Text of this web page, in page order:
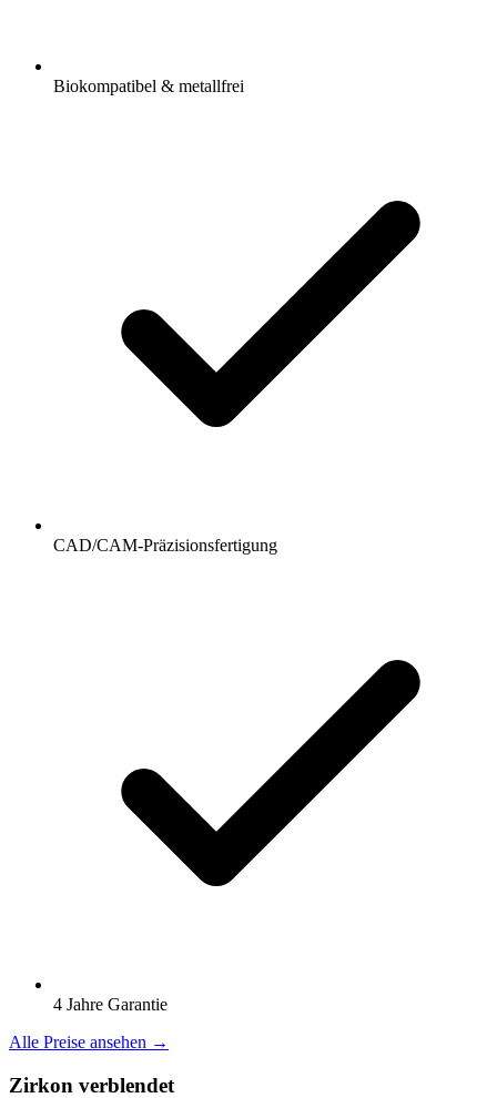
Biokompatibel & metallfrei
CAD/CAM-Präzisionsfertigung
4 Jahre Garantie
Alle Preise ansehen →
Zirkon verblendet